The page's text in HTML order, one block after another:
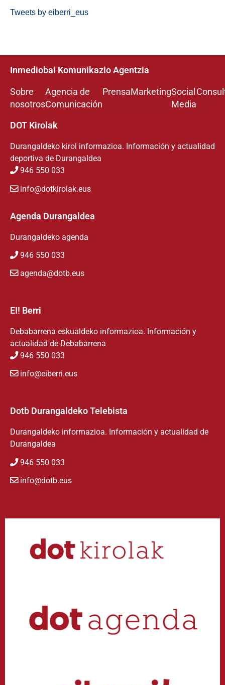
Tweets by eiberri_eus
Inmediobai Komunikazio Agentzia
Sobre
nosotros
Agencia de
Comunicación
PrensaMarketingSocial
Media
DOT Kirolak
Durangaldeko kirol informazioa. Información y actualidad
deportiva de Durangaldea
946 550 033
info@dotkirolak.eus
Agenda Durangaldea
Durangaldeko agenda
946 550 033
agenda@dotb.eus
EI! Berri
Debabarrena eskualdeko informazioa. Información y
actualidad de Debabarrena
946 550 033
info@eiberri.eus
Dotb Durangaldeko Telebista
Durangaldeko informazioa. Información y actualidad de
Durangaldea
946 550 033
info@dotb.eus